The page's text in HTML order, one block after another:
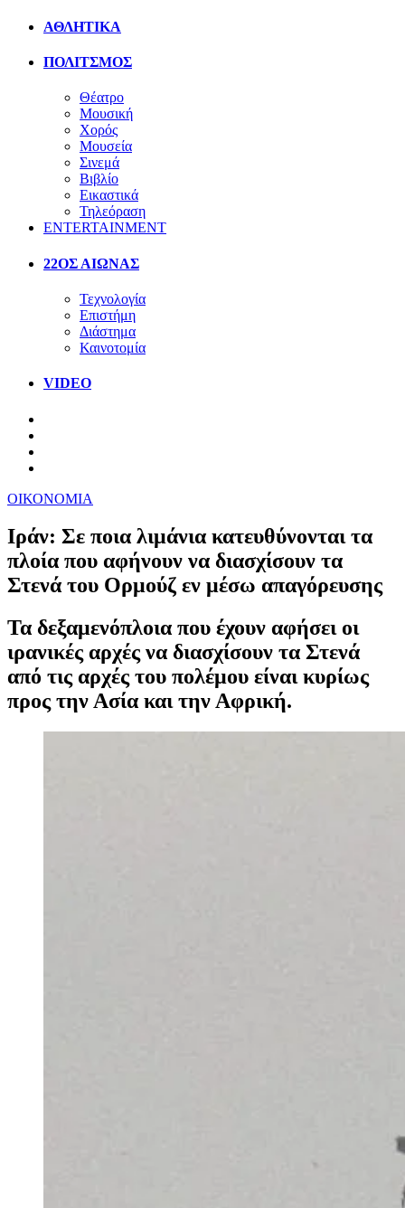
ΑΘΛΗΤΙΚΑ
ΠΟΛΙΤΣΜΟΣ
Θέατρο
Μουσική
Χορός
Μουσεία
Σινεμά
Βιβλίο
Εικαστικά
Τηλεόραση
ENTERTAINMENT
22ΟΣ ΑΙΩΝΑΣ
Τεχνολογία
Επιστήμη
Διάστημα
Καινοτομία
VIDEO
ΟΙΚΟΝΟΜΙΑ
Ιράν: Σε ποια λιμάνια κατευθύνονται τα
πλοία που αφήνουν να διασχίσουν τα
Στενά του Ορμούζ εν μέσω απαγόρευσης
Τα δεξαμενόπλοια που έχουν αφήσει οι
ιρανικές αρχές να διασχίσουν τα Στενά
από τις αρχές του πολέμου είναι κυρίως
προς την Ασία και την Αφρική.